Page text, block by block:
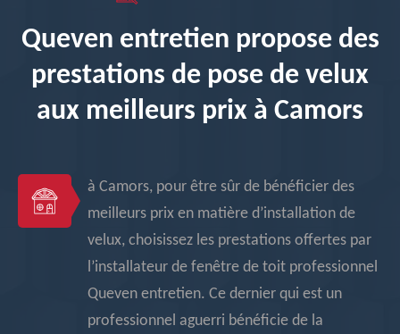
Queven entretien propose des
prestations de pose de velux
aux meilleurs prix à Camors
à Camors, pour être sûr de bénéficier des
meilleurs prix en matière d’installation de
velux, choisissez les prestations offertes par
l’installateur de fenêtre de toit professionnel
Queven entretien. Ce dernier qui est un
professionnel aguerri bénéficie de la